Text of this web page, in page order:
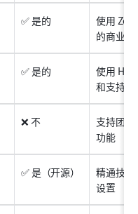
✅ 是的
使用
的商业版
✅ 是的
使用
和支持的
❌ 不
支持团
功能
✅ 是（开源）
精通技术
设置